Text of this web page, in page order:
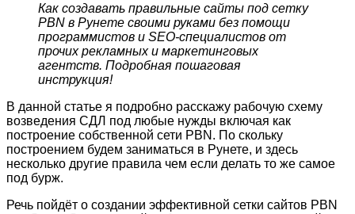
Как создавать правильные сайты под сетку
PBN в Рунете своими руками без помощи
программистов и SEO-специалистов от
прочих рекламных и маркетинговых
агентств. Подробная пошаговая
инструкция!
В данной статье я подробно расскажу рабочую схему
возведения СДЛ под любые нужды включая как
построение собственной сети PBN. По скольку
построением будем заниматься в Рунете, и здесь
несколько другие правила чем если делать то же самое
под бурж.
Речь пойдёт о создании эффективной сетки сайтов PBN